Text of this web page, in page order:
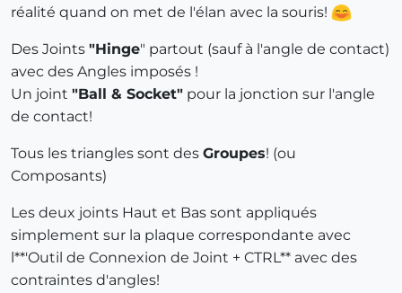
réalité quand on met de l'élan avec la souris!
Des Joints "Hinge" partout (sauf à l'angle de contact)
avec des Angles imposés !
Un joint "Ball & Socket" pour la jonction sur l'angle
de contact!
Tous les triangles sont des Groupes! (ou
Composants)
Les deux joints Haut et Bas sont appliqués
simplement sur la plaque correspondante avec
l**'Outil de Connexion de Joint + CTRL** avec des
contraintes d'angles!